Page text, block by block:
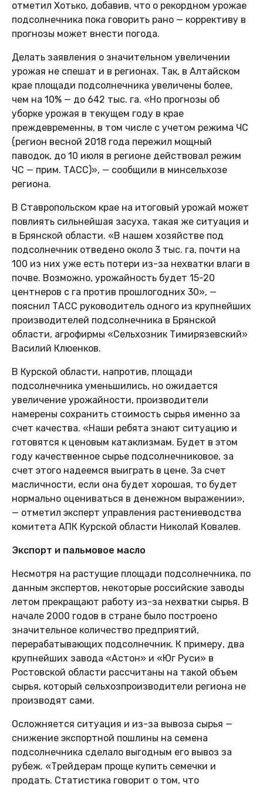
отметил Хотько, добавив, что о рекордном урожае
подсолнечника пока говорить рано — коррективу в
прогнозы может внести погода.
Делать заявления о значительном увеличении
урожая не спешат и в регионах. Так, в Алтайском
крае площади подсолнечника увеличены более,
чем на 10% — до 642 тыс. га. «Но прогнозы об
уборке урожая в текущем году в крае
преждевременны, в том числе с учетом режима ЧС
(регион весной 2018 года пережил мощный
паводок, до 10 июля в регионе действовал режим
ЧС — прим. ТАСС)», — сообщили в минсельхозе
региона.
В Ставропольском крае на итоговый урожай может
повлиять сильнейшая засуха, такая же ситуация и
в Брянской области. «В нашем хозяйстве под
подсолнечник отведено около 3 тыс. га, почти на
100 из них уже есть потери из-за нехватки влаги в
почве. Возможно, урожайность будет 15-20
центнеров с га против прошлогодних 30», —
пояснил ТАСС руководитель одного из крупнейших
производителей подсолнечника в Брянской
области, агрофирмы «Сельхозник Тимирязевский»
Василий Клюенков.
В Курской области, напротив, площади
подсолнечника уменьшились, но ожидается
увеличение урожайности, производители
намерены сохранить стоимость сырья именно за
счет качества. «Наши ребята знают ситуацию и
готовятся к ценовым катаклизмам. Будет в этом
году качественное сырье подсолнечниковое, за
счет этого надеемся выиграть в цене. За счет
масличности, если она будет хорошая, то будет
нормально оцениваться в денежном выражении»,
— отметил эксперт управления растениеводства
комитета АПК Курской области Николай Ковалев.
Экспорт и пальмовое масло
Несмотря на растущие площади подсолнечника, по
данным экспертов, некоторые российские заводы
летом прекращают работу из-за нехватки сырья. В
начале 2000 годов в стране было построено
значительное количество предприятий,
перерабатывающих подсолнечник. К примеру, два
крупнейших завода «Астон» и «Юг Руси» в
Ростовской области рассчитаны на такой объем
сырья, который сельхозпроизводители региона не
производят сами.
Осложняется ситуация и из-за вывоза сырья —
снижение экспортной пошлины на семена
подсолнечника сделало выгодным его вывоз за
рубеж. «Трейдерам проще купить семечки и
продать. Статистика говорит о том, что